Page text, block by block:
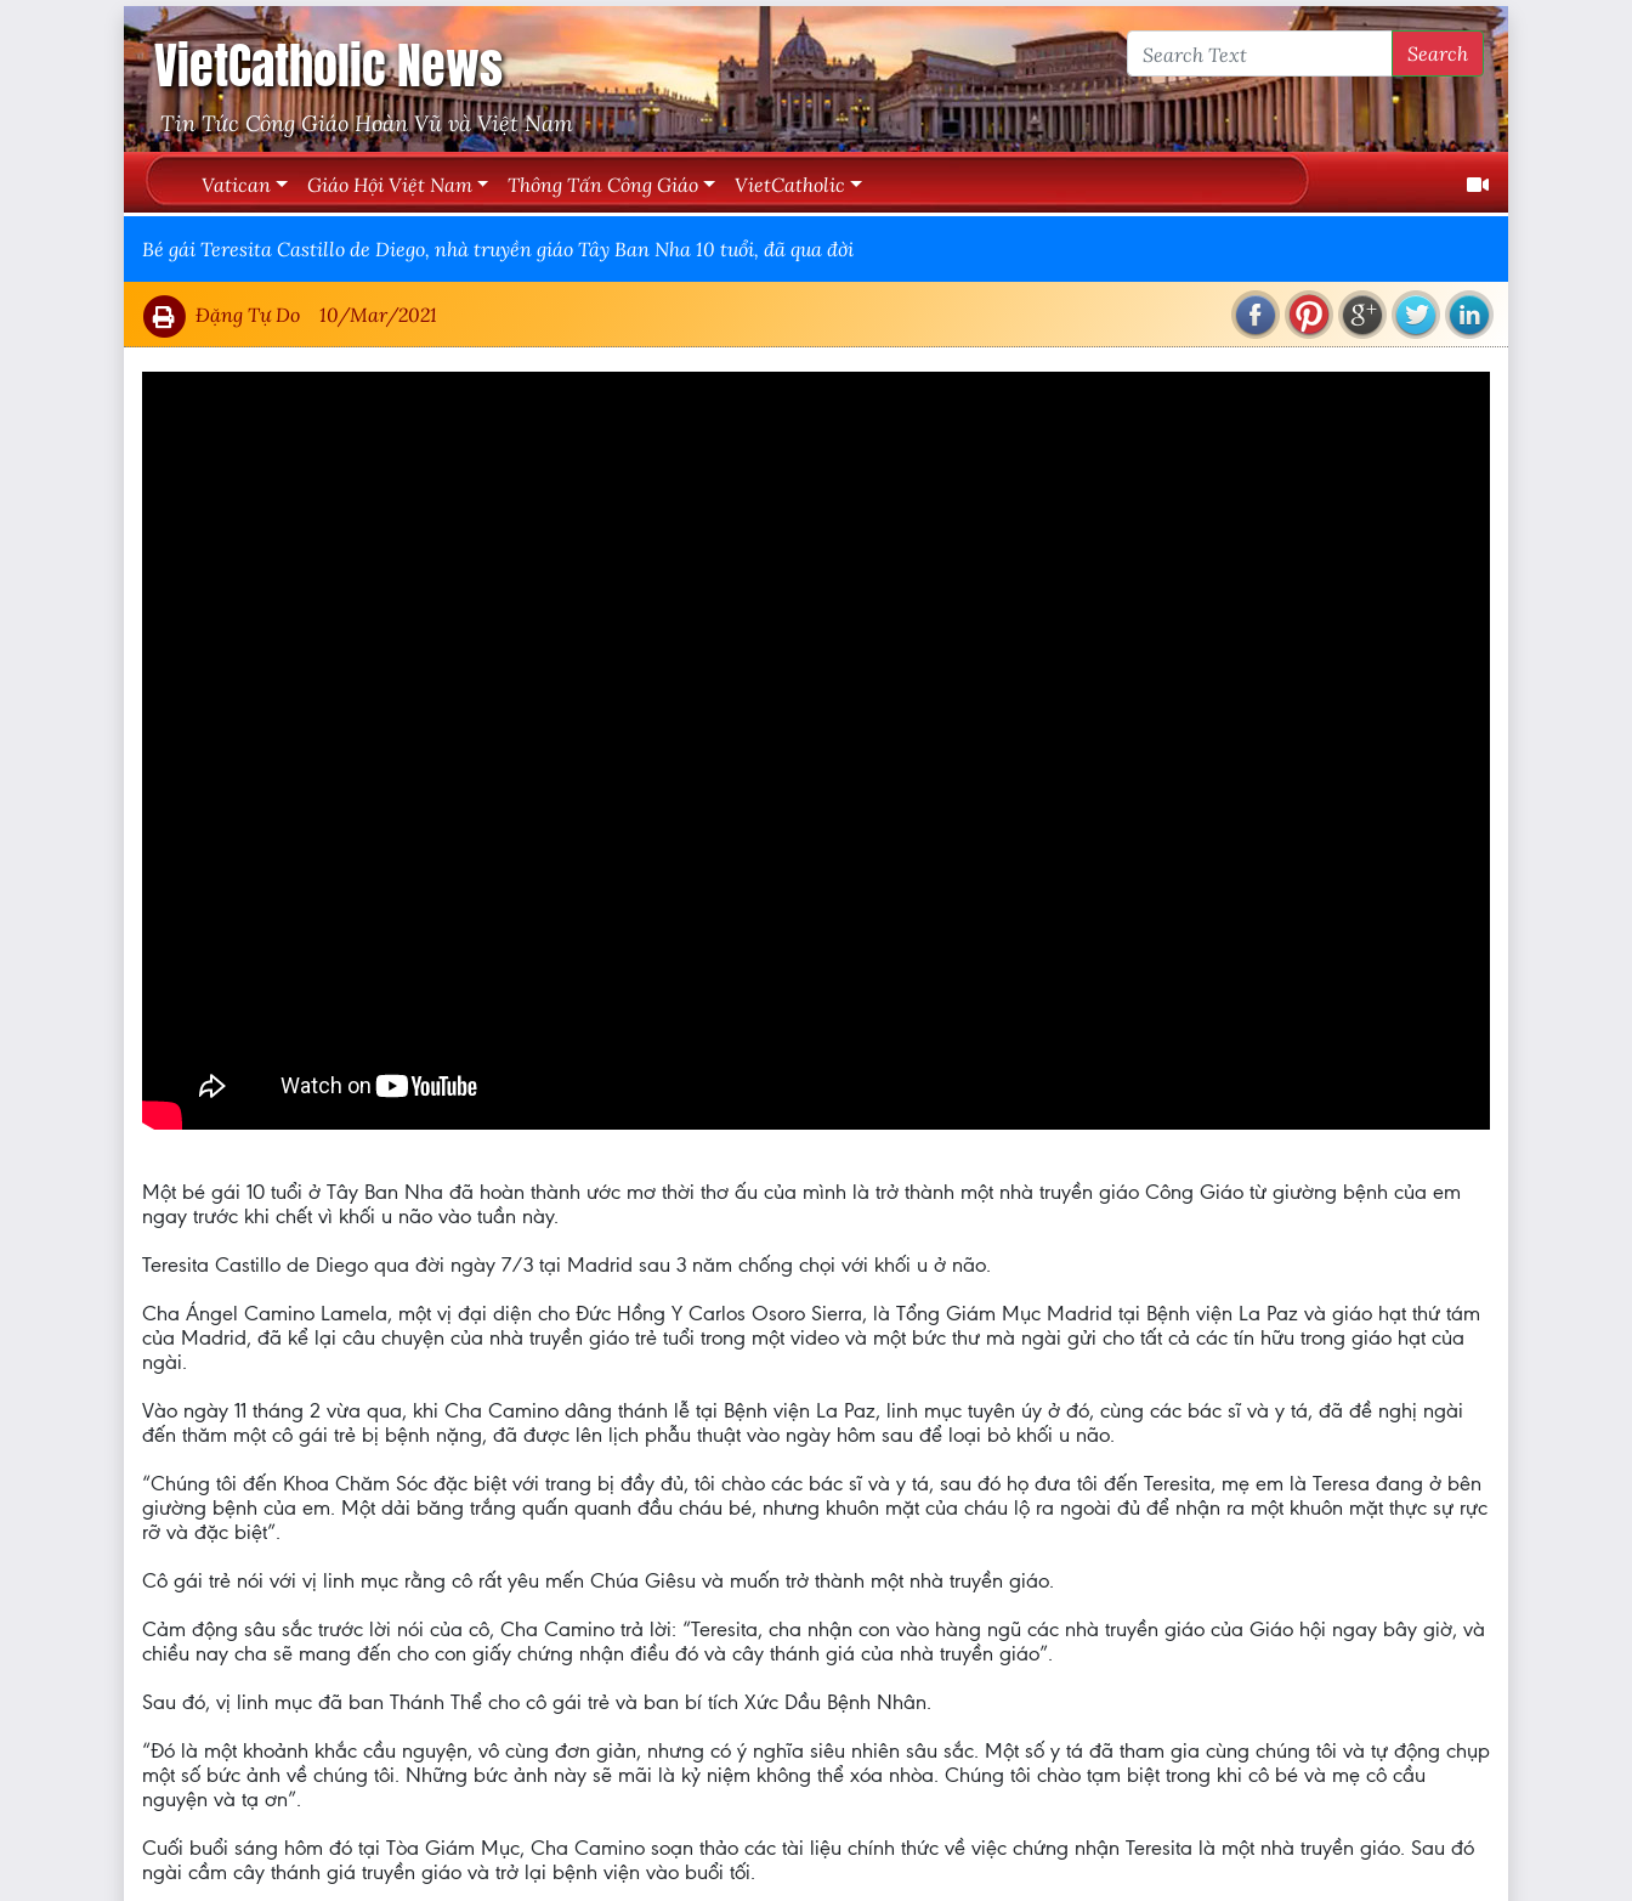
VietCatholic News
Tin Tức Công Giáo Hoàn Vũ và Việt Nam
Search
Vatican Giáo Hội Việt Nam Thông Tấn Công Giáo VietCatholic
Bé gái Teresita Castillo de Diego, nhà truyền giáo Tây Ban Nha 10 tuổi, đã qua đời
Đặng Tự Do 10/Mar/2021
Một bé gái 10 tuổi ở Tây Ban Nha đã hoàn thành ước mơ thời thơ ấu của mình là trở thành một nhà truyền giáo Công Giáo từ giường bệnh của em
ngay trước khi chết vì khối u não vào tuần này.
Teresita Castillo de Diego qua đời ngày 7/3 tại Madrid sau 3 năm chống chọi với khối u ở não.
Cha Ángel Camino Lamela, một vị đại diện cho Đức Hồng Y Carlos Osoro Sierra, là Tổng Giám Mục Madrid tại Bệnh viện La Paz và giáo hạt thứ tám
của Madrid, đã kể lại câu chuyện của nhà truyền giáo trẻ tuổi trong một video và một bức thư mà ngài gửi cho tất cả các tín hữu trong giáo hạt của
ngài.
Vào ngày 11 tháng 2 vừa qua, khi Cha Camino dâng thánh lễ tại Bệnh viện La Paz, linh mục tuyên úy ở đó, cùng các bác sĩ và y tá, đã đề nghị ngài
đến thăm một cô gái trẻ bị bệnh nặng, đã được lên lịch phẫu thuật vào ngày hôm sau để loại bỏ khối u não.
“Chúng tôi đến Khoa Chăm Sóc đặc biệt với trang bị đầy đủ, tôi chào các bác sĩ và y tá, sau đó họ đưa tôi đến Teresita, mẹ em là Teresa đang ở bên
giường bệnh của em. Một dải băng trắng quấn quanh đầu cháu bé, nhưng khuôn mặt của cháu lộ ra ngoài đủ để nhận ra một khuôn mặt thực sự rực
rỡ và đặc biệt”.
Cô gái trẻ nói với vị linh mục rằng cô rất yêu mến Chúa Giêsu và muốn trở thành một nhà truyền giáo.
Cảm động sâu sắc trước lời nói của cô, Cha Camino trả lời: “Teresita, cha nhận con vào hàng ngũ các nhà truyền giáo của Giáo hội ngay bây giờ, và
chiều nay cha sẽ mang đến cho con giấy chứng nhận điều đó và cây thánh giá của nhà truyền giáo”.
Sau đó, vị linh mục đã ban Thánh Thể cho cô gái trẻ và ban bí tích Xức Dầu Bệnh Nhân.
“Đó là một khoảnh khắc cầu nguyện, vô cùng đơn giản, nhưng có ý nghĩa siêu nhiên sâu sắc. Một số y tá đã tham gia cùng chúng tôi và tự động chụp
một số bức ảnh về chúng tôi. Những bức ảnh này sẽ mãi là kỷ niệm không thể xóa nhòa. Chúng tôi chào tạm biệt trong khi cô bé và mẹ cô cầu
nguyện và tạ ơn”.
Cuối buổi sáng hôm đó tại Tòa Giám Mục, Cha Camino soạn thảo các tài liệu chính thức về việc chứng nhận Teresita là một nhà truyền giáo. Sau đó
ngài cầm cây thánh giá truyền giáo và trở lại bệnh viện vào buổi tối.